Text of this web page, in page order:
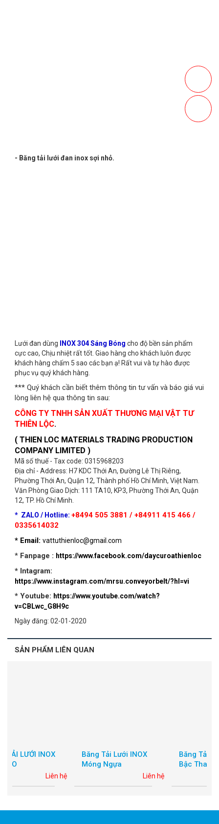
- Băng tải lưới đan inox sợi nhỏ.
Lưới đan dùng INOX 304 Sáng Bóng cho độ bền sản phẩm
cực cao, Chịu nhiệt rất tốt. Giao hàng cho khách luôn được
khách hàng chấm 5 sao các bạn ạ! Rất vui và tự hào được
phục vụ quý khách hàng.
*** Quý khách cần biết thêm thông tin tư vấn và báo giá vui
lòng liên hệ qua thông tin sau:
CÔNG TY TNHH SẢN XUẤT THƯƠNG MẠI VẬT TƯ
THIÊN LỘC.
( THIEN LOC MATERIALS TRADING PRODUCTION
COMPANY LIMITED )
Mã số thuế - Tax code: 0315968203
Địa chỉ - Address: H7 KDC Thới An, Đường Lê Thị Riêng,
Phường Thới An, Quận 12, Thành phố Hồ Chí Minh, Việt Nam.
Văn Phòng Giao Dịch: 111 TA10, KP3, Phường Thới An, Quận
12, TP. Hồ Chí Minh.
* ZALO / Hotline: +8494 505 3881 / +84911 415 466 /
0335614032
* Email: vattuthienloc@gmail.com
* Fanpage : https://www.facebook.com/daycuroathienloc
* Intagram:
https://www.instagram.com/mrsu.conveyorbelt/?hl=vi
* Youtube: https://www.youtube.com/watch?
v=CBLwc_G8H9c
Ngày đăng: 02-01-2020
SẢN PHẨM LIÊN QUAN
Băng Tải Lưới INOX
Băng Tải Lưới Inox Dạng
Bậc Thang